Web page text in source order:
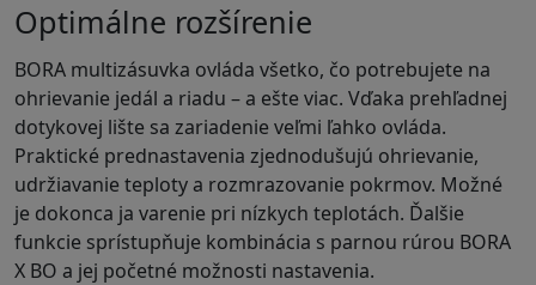
Optimálne rozšírenie
BORA multizásuvka ovláda všetko, čo potrebujete na
ohrievanie jedál a riadu – a ešte viac. Vďaka prehľadnej
dotykovej lište sa zariadenie veľmi ľahko ovláda.
Praktické prednastavenia zjednodušujú ohrievanie,
udržiavanie teploty a rozmrazovanie pokrmov. Možné
je dokonca ja varenie pri nízkych teplotách. Ďalšie
funkcie sprístupňuje kombinácia s parnou rúrou BORA
X BO a jej početné možnosti nastavenia.